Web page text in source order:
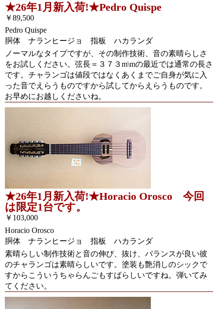
★26年1月新入荷!★Pedro Quispe
￥89,500
Pedro Quispe
胴体 ナランヒージョ 指板 ハカランダ
ノーマルなタイプですが、その制作技術、音の素晴らしさ
をお試しください。弦長＝３７３m\mの最近では通常の長さ
です。チャランゴは値段ではなくあくまでご自身が気に入
った音でえらうものですから試してからえらうものです。
お早めにお越しくださいね。
★26年1月新入荷!★Horacio Orosco 今回
は限定1台です。
￥103,000
Horacio Orosco
胴体 ナランヒージョ 指板 ハカランダ
素晴らしい制作技術と音の伸び、抜け、バランスが良い彼
のチャランゴは素晴らしいです。塗装も艶消しのシックで
すからこういうちゃらんごもすばらしいですね。弾いてみ
てください。